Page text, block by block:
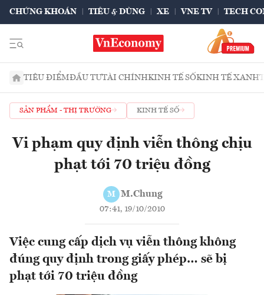
CHỨNG KHOÁN TIÊU & DÙNG XE VNE TV TECH
TIÊU ĐIỂMĐẦU TƯTÀI CHÍNHKINH TẾ SỐKINH TẾ XANH
SẢN PHẨM - THỊ TRƯỜNG KINH TẾ SỐ
Vi phạm quy định viễn thông chịu
phạt tới 70 triệu đồng
M M.Chung
07:41, 19/10/2010
Việc cung cấp dịch vụ viễn thông không
đúng quy định trong giấy phép… sẽ bị
phạt tới 70 triệu đồng